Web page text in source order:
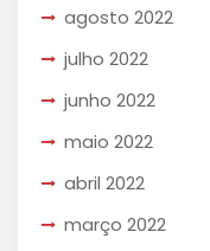
agosto 2022
julho 2022
junho 2022
maio 2022
abril 2022
março 2022